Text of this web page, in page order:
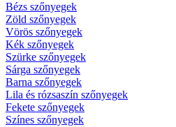
Bézs szőnyegek
Zöld szőnyegek
Vörös szőnyegek
Kék szőnyegek
Szürke szőnyegek
Sárga szőnyegek
Barna szőnyegek
Lila és rózsaszín szőnyegek
Fekete szőnyegek
Színes szőnyegek